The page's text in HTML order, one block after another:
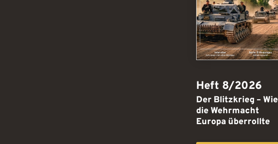
Heft 8/2026
:
Der Blitzkrieg – Wie
die Wehrmacht
Europa überrollte